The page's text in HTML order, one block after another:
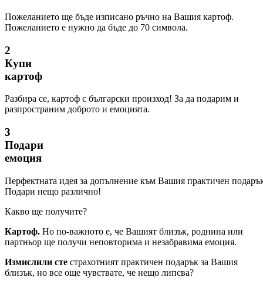
Пожеланието ще бъде изписано ръчно на Вашия картоф.
Пожеланието е нужно да бъде до 70 символа.
2
Купи
картоф
Разбира се, картоф с български произход! За да подарим и
разпространим доброто и емоцията.
3
Подари
емоция
Перфектната идея за допълнение към Вашия практичен
Подари нещо различно!
Какво ще получите?
Картоф. Но по-важното е, че Вашият близък, роднина или
партньор ще получи неповторима и незабравима емоция.
Измислили сте страхотният практичен подарък за Вашия
близък, но все още чувствате, че нещо липсва?